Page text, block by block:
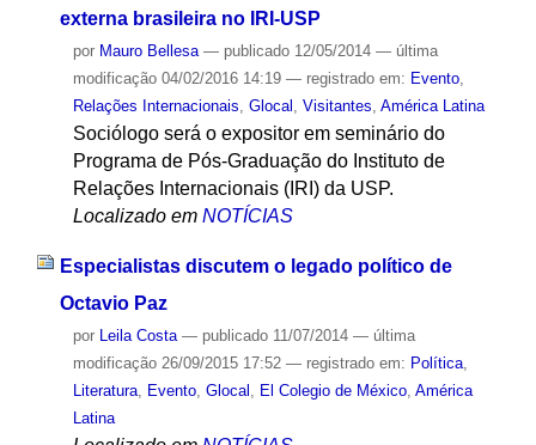
externa brasileira no IRI-USP
por Mauro Bellesa — publicado12/05/2014 — última
modificação04/02/2016 14:19 — registrado em: Evento,
Relações Internacionais Glocal Visitantes América Latina
Sociólogo será o expositor em seminário do
Programa de Pós-Graduação do Instituto de
Relações Internacionais (IRI) da USP.
Localizado em NOTÍCIAS
Especialistas discutem o legado político de
Octavio Paz
por Leila Costa — publicado11/07/2014 — última
modificação26/09/2015 17:52 — registrado em: Política,
Literatura, Evento, Glocal , El Colegio de México, América
Latina